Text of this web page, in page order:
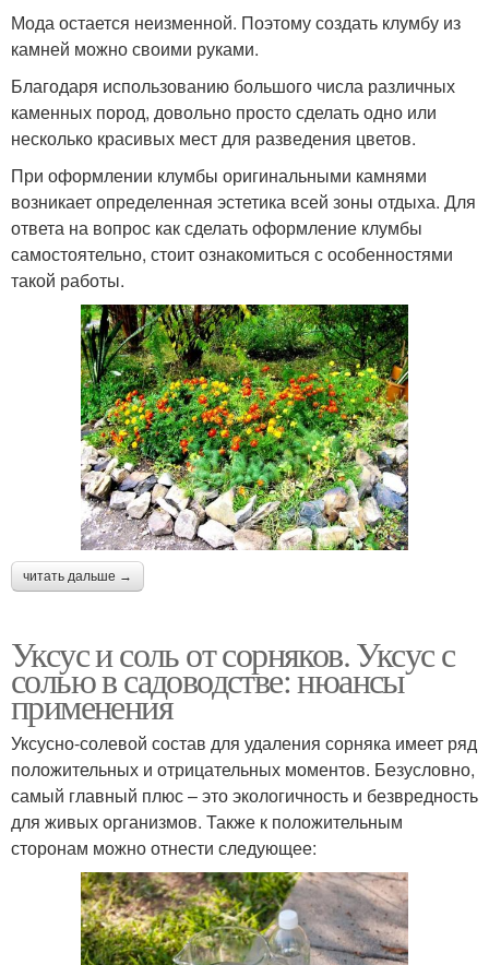
Мода остается неизменной. Поэтому создать клумбу из
камней можно своими руками.
Благодаря использованию большого числа различных
каменных пород, довольно просто сделать одно или
несколько красивых мест для разведения цветов.
При оформлении клумбы оригинальными камнями
возникает определенная эстетика всей зоны отдыха. Для
ответа на вопрос как сделать оформление клумбы
самостоятельно, стоит ознакомиться с особенностями
такой работы.
читать дальше →
Уксус и соль от сорняков. Уксус с
солью в садоводстве: нюансы
применения
Уксусно-солевой состав для удаления сорняка имеет ряд
положительных и отрицательных моментов. Безусловно,
самый главный плюс – это экологичность и безвредность
для живых организмов. Также к положительным
сторонам можно отнести следующее: